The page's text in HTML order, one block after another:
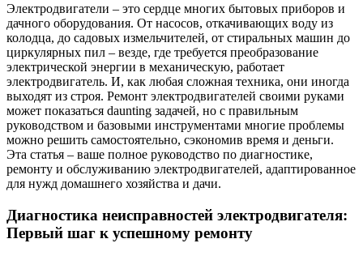
Электродвигатели – это сердце многих бытовых приборов и
дачного оборудования. От насосов, откачивающих воду из
колодца, до садовых измельчителей, от стиральных машин до
циркулярных пил – везде, где требуется преобразование
электрической энергии в механическую, работает
электродвигатель. И, как любая сложная техника, они иногда
выходят из строя. Ремонт электродвигателей своими руками
может показаться daunting задачей, но с правильным
руководством и базовыми инструментами многие проблемы
можно решить самостоятельно, сэкономив время и деньги.
Эта статья – ваше полное руководство по диагностике,
ремонту и обслуживанию электродвигателей, адаптированное
для нужд домашнего хозяйства и дачи.
Диагностика неисправностей электродвигателя:
Первый шаг к успешному ремонту